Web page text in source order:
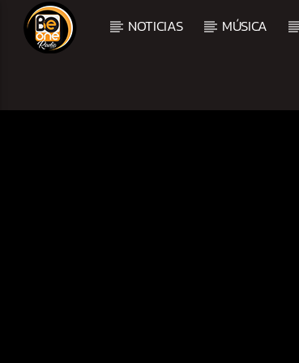
NOTICIAS MÚSICA